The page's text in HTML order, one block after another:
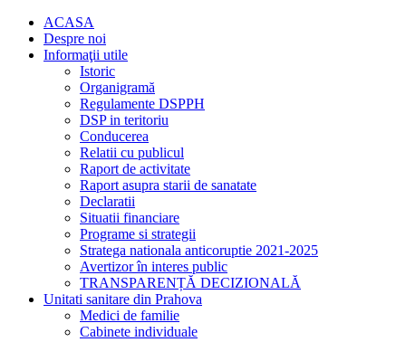
ACASA
Despre noi
Informaţii utile
Istoric
Organigramă
Regulamente DSPPH
DSP in teritoriu
Conducerea
Relatii cu publicul
Raport de activitate
Raport asupra starii de sanatate
Declaratii
Situatii financiare
Programe si strategii
Stratega nationala anticoruptie 2021-2025
Avertizor în interes public
TRANSPARENȚĂ DECIZIONALĂ
Unitati sanitare din Prahova
Medici de familie
Cabinete individuale